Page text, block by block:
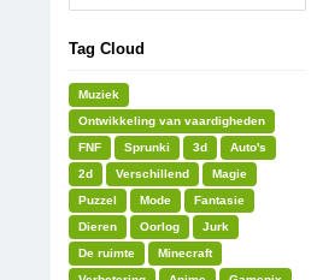
Tag Cloud
Muziek
Ontwikkeling van vaardigheden
FNF
Sprunki 3d
Auto's
2d
Verschillend
Magie
Puzzel
Mode
Fantasie
Dieren
Oorlog
Jurk
De ruimte
Minecraft